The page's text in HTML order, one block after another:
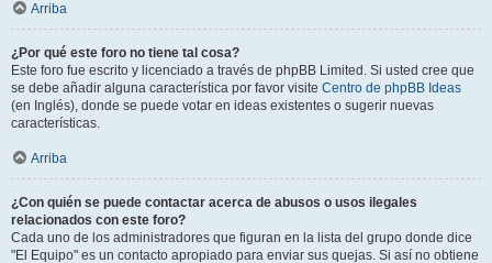
Arriba
¿Por qué este foro no tiene tal cosa?
Este foro fue escrito y licenciado a través de phpBB Limited. Si usted cree que
se debe añadir alguna característica por favor visite Centro de phpBB Ideas
(en Inglés), donde se puede votar en ideas existentes o sugerir nuevas
características.
Arriba
¿Con quién se puede contactar acerca de abusos o usos ilegales
relacionados con este foro?
Cada uno de los administradores que figuran en la lista del grupo donde dice
"El Equipo" es un contacto apropiado para enviar sus quejas. Si así no obtiene